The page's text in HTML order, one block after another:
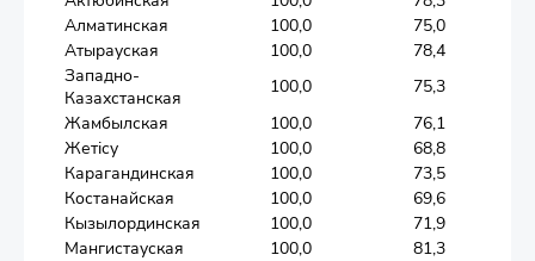
Алматинская
100,0 75,0
Атырауская
100,0 78,4
Западно-
Казахстанская
100,0 75,3
Жамбылская
100,0 76,1
Жетісу
100,0 68,8
Карагандинская
100,0 73,5
Костанайская
100,0 69,6
Кызылординская
100,0 71,9
Мангистауская
100,0 81,3